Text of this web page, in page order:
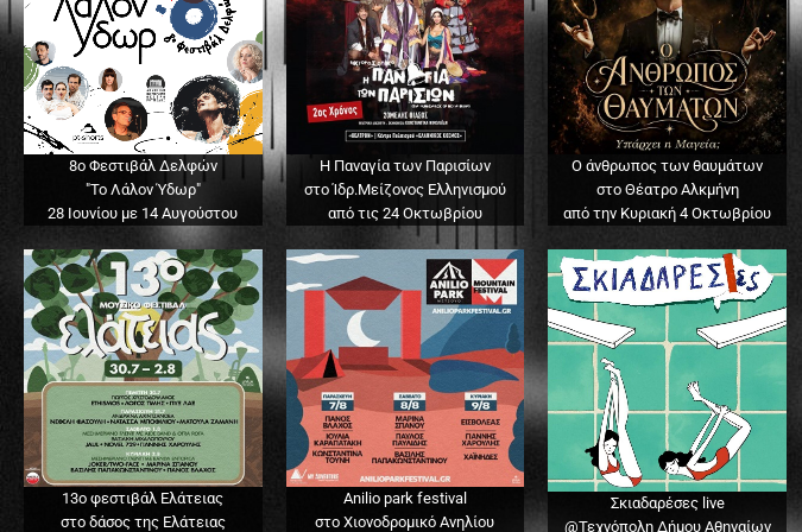
8ο Φεστιβάλ Δελφών
"Το Λάλον Ύδωρ"
28 Ιουνίου με 14 Αυγούστου
Η Παναγία των Παρισίων
στο Ίδρ.Μείζονος Ελληνισμού
από τις 24 Οκτωβρίου
Ο άνθρωπος των θαυμάτων
στο Θέατρο Αλκμήνη
από την Κυριακή 4 Οκτωβρίου
13o φεστιβάλ Ελάτειας
στο δάσος της Ελάτειας
Anilio park festival
στο Χιονοδρομικό Ανηλίου
Σκιαδαρέσες live
@Τεχνόπολη Δήμου Αθηναίων